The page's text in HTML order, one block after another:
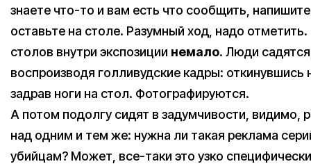
знаете что-то и вам есть что сообщить,
оставьте на столе. Разумный ход, надо отметить.
столов внутри экспозиции немало. Люди
воспроизводя голливудские кадры: откинувшись
задрав ноги на стол. Фотографируются.
А потом подолгу сидят в задумчивости, видимо,
над одним и тем же: нужна ли такая реклама
убийцам? Может, все-таки это узко